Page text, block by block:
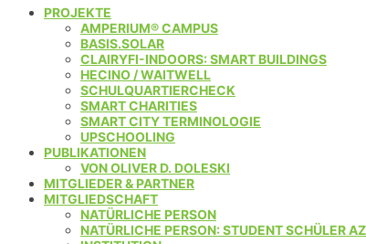
PROJEKTE
AMPERIUM® CAMPUS
BASIS.SOLAR
CLAIRYFI-INDOORS: SMART BUILDINGS
HECINO / WAITWELL
SCHULQUARTIERCHECK
SMART CHARITIES
SMART CITY TERMINOLOGIE
UPSCHOOLING
PUBLIKATIONEN
VON OLIVER D. DOLESKI
MITGLIEDER & PARTNER
MITGLIEDSCHAFT
NATÜRLICHE PERSON
NATÜRLICHE PERSON: STUDENT SCHÜLER